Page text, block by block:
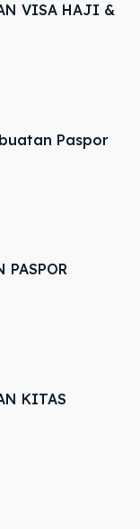
VISA HAJI &
Paspor
PASPOR
KITAS